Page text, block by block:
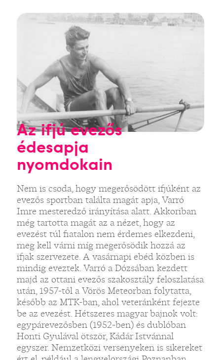
Az ifjú evezős
édesapja
nyomdokain
Nem is csoda, hogy megerősödött ifjúként az
evezős sportban találta magát apja, Varró
Imre mesteredző irányítása alatt. Akkoriban
még tartotta magát az a nézet, hogy az
evezést túl fiatalon nem érdemes elkezdeni,
meg kell várni míg megerősödik hozzá az
ifjak szervezete. A vasárnapi ebéd közben is
mindig eveztek. Varró a Dózsában kezdett
majd az ottani evezős szakosztály feloszlatása
után, 1957-től a Vörös Meteorban folytatta,
később az MTK-ban, ahol veteránként fejezte
be az evezést. Hétszeres magyar bajnok volt:
egypárevezősben (1952-ben) és dublóban
Honti Gyulával ötször, Kádár Istvánnal
egyszer. Nemzetközi versenyeken is sikereket